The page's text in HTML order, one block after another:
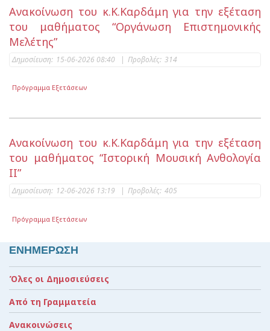
Ανακοίνωση του κ.Κ.Καρδάμη για την εξέταση
του μαθήματος “Οργάνωση Επιστημονικής
Μελέτης”
Δημοσίευση: 15-06-2026 08:40 | Προβολές: 314
Πρόγραμμα Εξετάσεων
Ανακοίνωση του κ.Κ.Καρδάμη για την εξέταση
του μαθήματος “Ιστορική Μουσική Ανθολογία
ΙΙ”
Δημοσίευση: 12-06-2026 13:19 | Προβολές: 405
Πρόγραμμα Εξετάσεων
ΕΝΗΜΕΡΩΣΗ
Όλες οι Δημοσιεύσεις
Από τη Γραμματεία
Ανακοινώσεις